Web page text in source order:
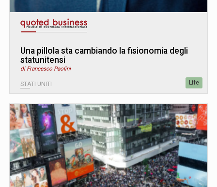
Una pillola sta cambiando la fisionomia degli
statunitensi
di Francesco Paolini
STATI UNITI Life